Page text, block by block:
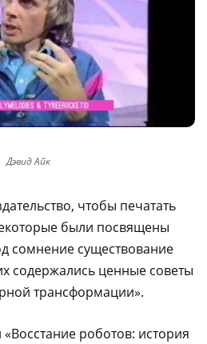
Дэвид Айк
чтобы печатать
были посвящены
сомнение существование
содержались ценные советы
трансформации».
роботов: история